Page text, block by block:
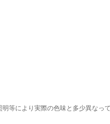
等により実際の色味と多少異なっ